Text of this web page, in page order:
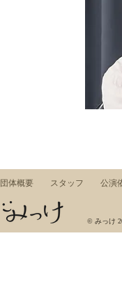
団体概要 スタッフ 公演
みっけ，ワーク
© みっけ